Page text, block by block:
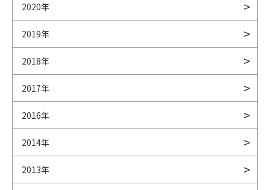
2020年
2019年
2018年
2017年
2016年
2014年
2013年